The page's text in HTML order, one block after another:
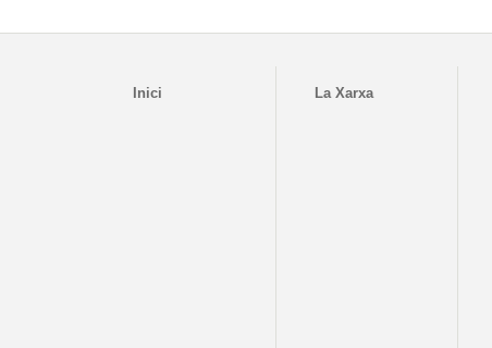
Inici La Xarxa